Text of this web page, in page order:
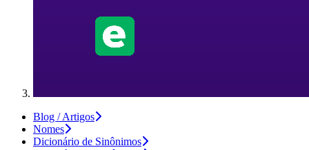
Blog / Artigos
Nomes
Dicionário de Sinônimos